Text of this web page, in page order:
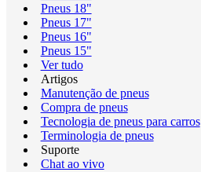
Pneus 18"
Pneus 17"
Pneus 16"
Pneus 15"
Ver tudo
Artigos
Manutenção de pneus
Compra de pneus
Tecnologia de pneus para carros
Terminologia de pneus
Suporte
Chat ao vivo